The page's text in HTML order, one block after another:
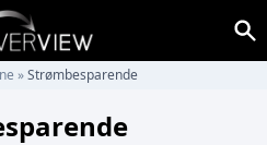
»Strømbesparende